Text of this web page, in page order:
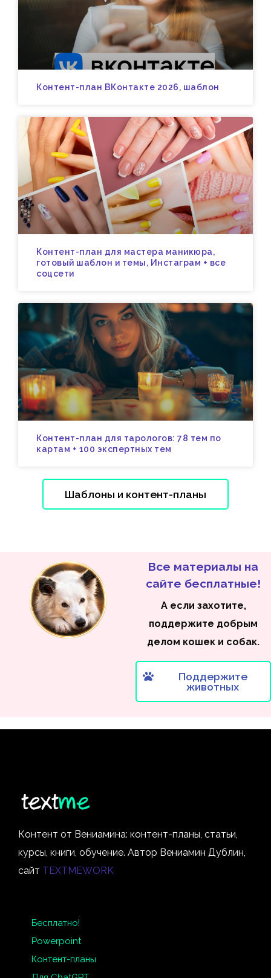
Контент-план ВКонтакте 2026, шаблон
Контент-план для мастера маникюра,
готовый шаблон и темы, Инстаграм + все
соцсети
Контент-план для тарологов: 78 тем по
картам + 100 экспертных тем
Шаблоны и контент-планы
Все материалы на
сайте бесплатные!
А если захотите,
поддержите добрым
делом кошек и собак.
Поддержите
животных
Контент от Вениамина: контент-планы, статьи,
курсы, книги, обучение. Автор Вениамин Дублин,
сайт TEXTMEWORK
Бесплатно!
Powerpoint
Контент-планы